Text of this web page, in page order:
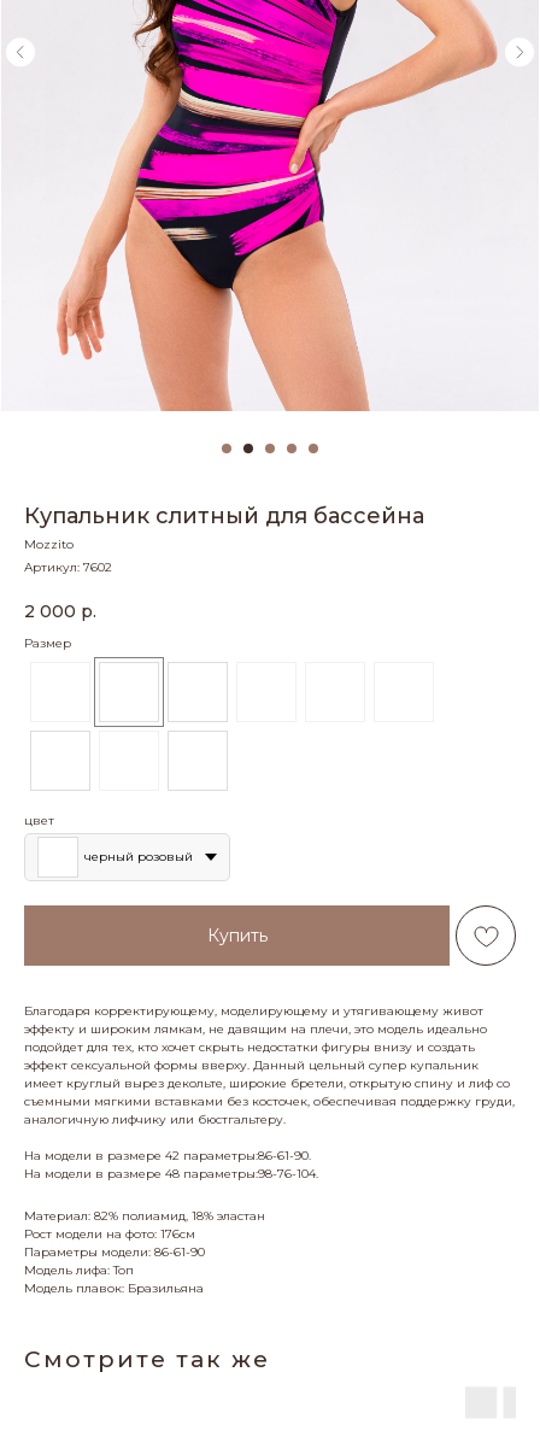
Купальник слитный для бассейна
Mozzito
Артикул: 7602
2 000 р.
Размер
цвет
черный розовый
Купить
Благодаря корректирующему, моделирующему и утягивающему живот
эффекту и широким лямкам, не давящим на плечи, это модель идеально
подойдет для тех, кто хочет скрыть недостатки фигуры внизу и создать
эффект сексуальной формы вверху. Данный цельный супер купальник
имеет круглый вырез декольте, широкие бретели, открытую спину и лиф со
съемными мягкими вставками без косточек, обеспечивая поддержку груди,
аналогичную лифчику или бюстгальтеру.
На модели в размере 42 параметры:86-61-90.
На модели в размере 48 параметры:98-76-104.
Материал: 82% полиамид, 18% эластан
Рост модели на фото: 176см
Параметры модели: 86-61-90
Модель лифа: Топ
Модель плавок: Бразильяна
Смотрите так же